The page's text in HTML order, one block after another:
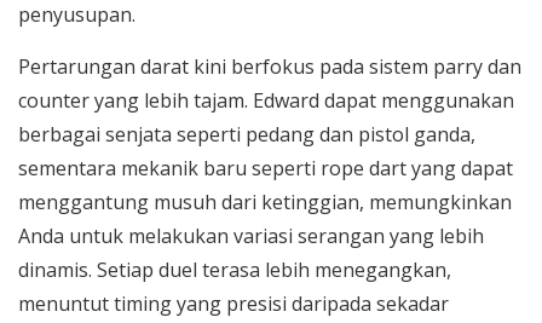
penyusupan.
Pertarungan darat kini berfokus pada sistem parry dan
counter yang lebih tajam. Edward dapat menggunakan
berbagai senjata seperti pedang dan pistol ganda,
sementara mekanik baru seperti rope dart yang dapat
menggantung musuh dari ketinggian, memungkinkan
Anda untuk melakukan variasi serangan yang lebih
dinamis. Setiap duel terasa lebih menegangkan,
menuntut timing yang presisi daripada sekadar